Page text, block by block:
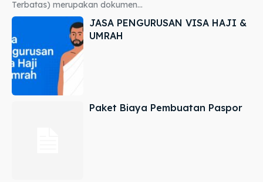
Terbatas) merupakan dokumen...
JASA PENGURUSAN VISA HAJI &
UMRAH
Paket Biaya Pembuatan Paspor